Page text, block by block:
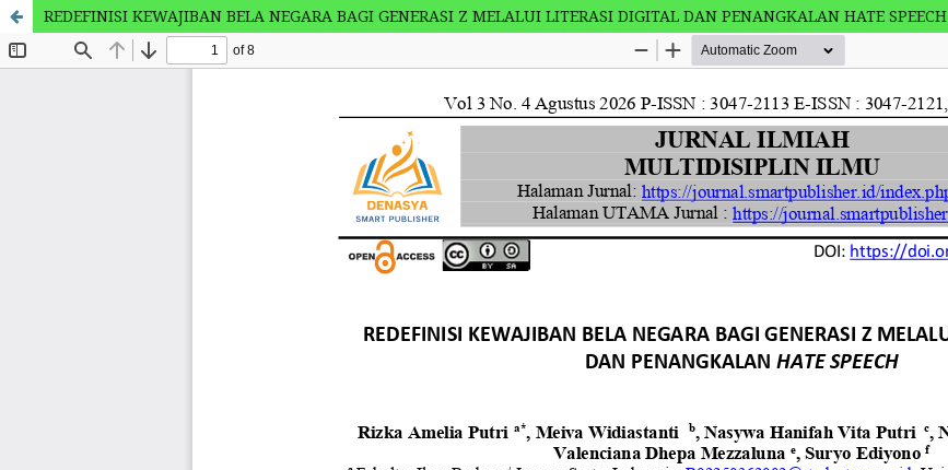
REDEFINISI KEWAJIBAN BELA NEGARA BAGI GENERASI Z MELALUI LITERASI DIGITAL DAN PENANGKALAN HATE SPEECH